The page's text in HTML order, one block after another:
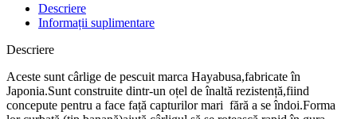
Descriere
Informații suplimentare
Descriere
Aceste sunt cârlige de pescuit marca Hayabusa,fabricate în
Japonia.Sunt construite dintr-un oțel de înaltă rezistență,fiind
concepute pentru a face față capturilor mari fără a se îndoi.Forma